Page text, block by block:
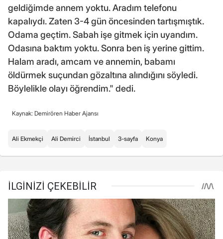
geldiğimde annem yoktu. Aradım telefonu
kapalıydı. Zaten 3-4 gün öncesinden tartışmıştık.
Odama geçtim. Sabah işe gitmek için uyandım.
Odasına baktım yoktu. Sonra ben iş yerine gittim.
Halam aradı, amcam ve annemin, babamı
öldürmek suçundan gözaltına alındığını söyledi.
Böylelikle olayı öğrendim." dedi.
Kaynak: Demirören Haber Ajansı
Ali Ekmekçi Ali Demirci İstanbul 3-sayfa Konya